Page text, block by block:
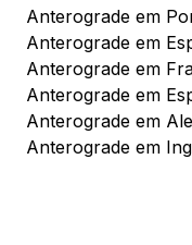
Anterograde em
Anterograde em
Anterograde em
Anterograde em
Anterograde em
Anterograde em